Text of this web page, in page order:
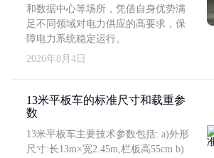
和数据中心等场所，凭借自身优势满
足不同领域对电力供应的高要求，保
障电力系统稳定运行。
2026年8月4日
13米平板车的标准尺寸和载重参
数
13米平板车主要技术参数包括: a)外形
尺寸:长13m×宽2.45m,栏板高55cm b)